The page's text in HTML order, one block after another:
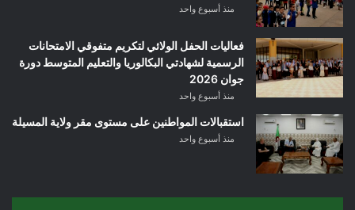
منذ أسبوع واحد
فعاليات الحفل الولائي لتكريم متفوقي الامتحانات
الرسمية لشهادتي البكالوريا والتعليم المتوسط دورة
جوان 2026
منذ أسبوع واحد
استقبالات المواطنين على مستوى مقر ولاية المسيلة
منذ أسبوع واحد